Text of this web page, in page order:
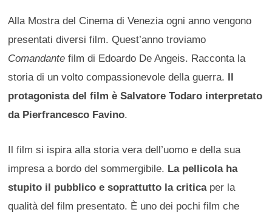
Alla Mostra del Cinema di Venezia ogni anno vengono
presentati diversi film. Quest’anno troviamo
Comandante film di Edoardo De Angeis. Racconta la
storia di un volto compassionevole della guerra. Il
protagonista del film è Salvatore Todaro interpretato
da Pierfrancesco Favino.
Il film si ispira alla storia vera dell’uomo e della sua
impresa a bordo del sommergibile. La pellicola ha
stupito il pubblico e soprattutto la criticaper la
qualità del film presentato. È uno dei pochi film che